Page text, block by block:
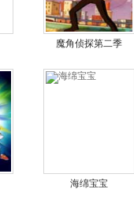
魔角侦探第二季
海绵宝宝